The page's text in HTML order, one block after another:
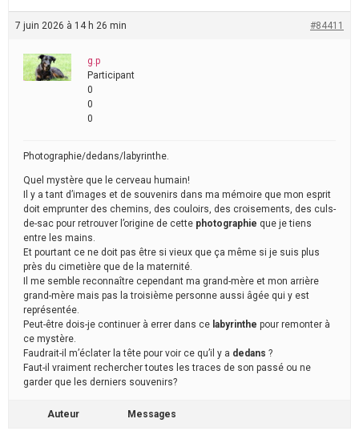
7 juin 2026 à 14 h 26 min #84411
g.p
Participant
0
0
0
Photographie/dedans/labyrinthe.
Quel mystère que le cerveau humain!
Il y a tant d’images et de souvenirs dans ma mémoire que mon esprit
doit emprunter des chemins, des couloirs, des croisements, des culs-
de-sac pour retrouver l’origine de cette photographie que je tiens
entre les mains.
Et pourtant ce ne doit pas être si vieux que ça même si je suis plus
près du cimetière que de la maternité.
Il me semble reconnaître cependant ma grand-mère et mon arrière
grand-mère mais pas la troisième personne aussi âgée qui y est
représentée.
Peut-être dois-je continuer à errer dans ce labyrinthe pour remonter à
ce mystère.
Faudrait-il m’éclater la tête pour voir ce qu’il y a dedans ?
Faut-il vraiment rechercher toutes les traces de son passé ou ne
garder que les derniers souvenirs?
Auteur Messages